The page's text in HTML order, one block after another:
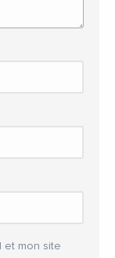
et mon site